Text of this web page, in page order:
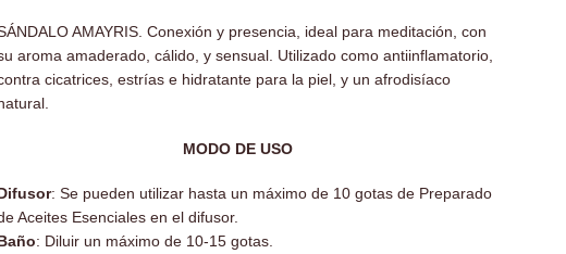
AMAYRIS. Conexión y presencia, ideal para meditación, con
aroma amaderado, cálido, y sensual. Utilizado como antiinflamatorio,
cicatrices, estrías e hidratante para la piel, y un afrodisíaco
MODO DE USO
: Se pueden utilizar hasta un máximo de 10 gotas de Preparado
Aceites Esenciales en el difusor.
: Diluir un máximo de 10-15 gotas.